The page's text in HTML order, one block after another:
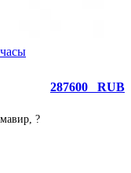
287600 RUB
?